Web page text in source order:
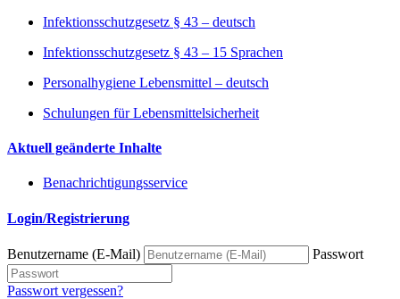
Infektionsschutzgesetz § 43 – deutsch
Infektionsschutzgesetz § 43 – 15 Sprachen
Personalhygiene Lebensmittel – deutsch
Schulungen für Lebensmittelsicherheit
Aktuell geänderte Inhalte
Benachrichtigungsservice
Login/Registrierung
Benutzername (E-Mail) Passwort
Passwort vergessen?